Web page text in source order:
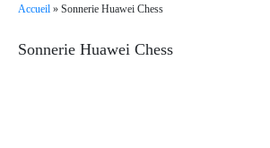
Accueil » Sonnerie Huawei Chess
Sonnerie Huawei Chess